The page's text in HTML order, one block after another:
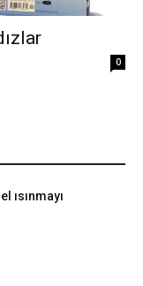
0
ısınmayı